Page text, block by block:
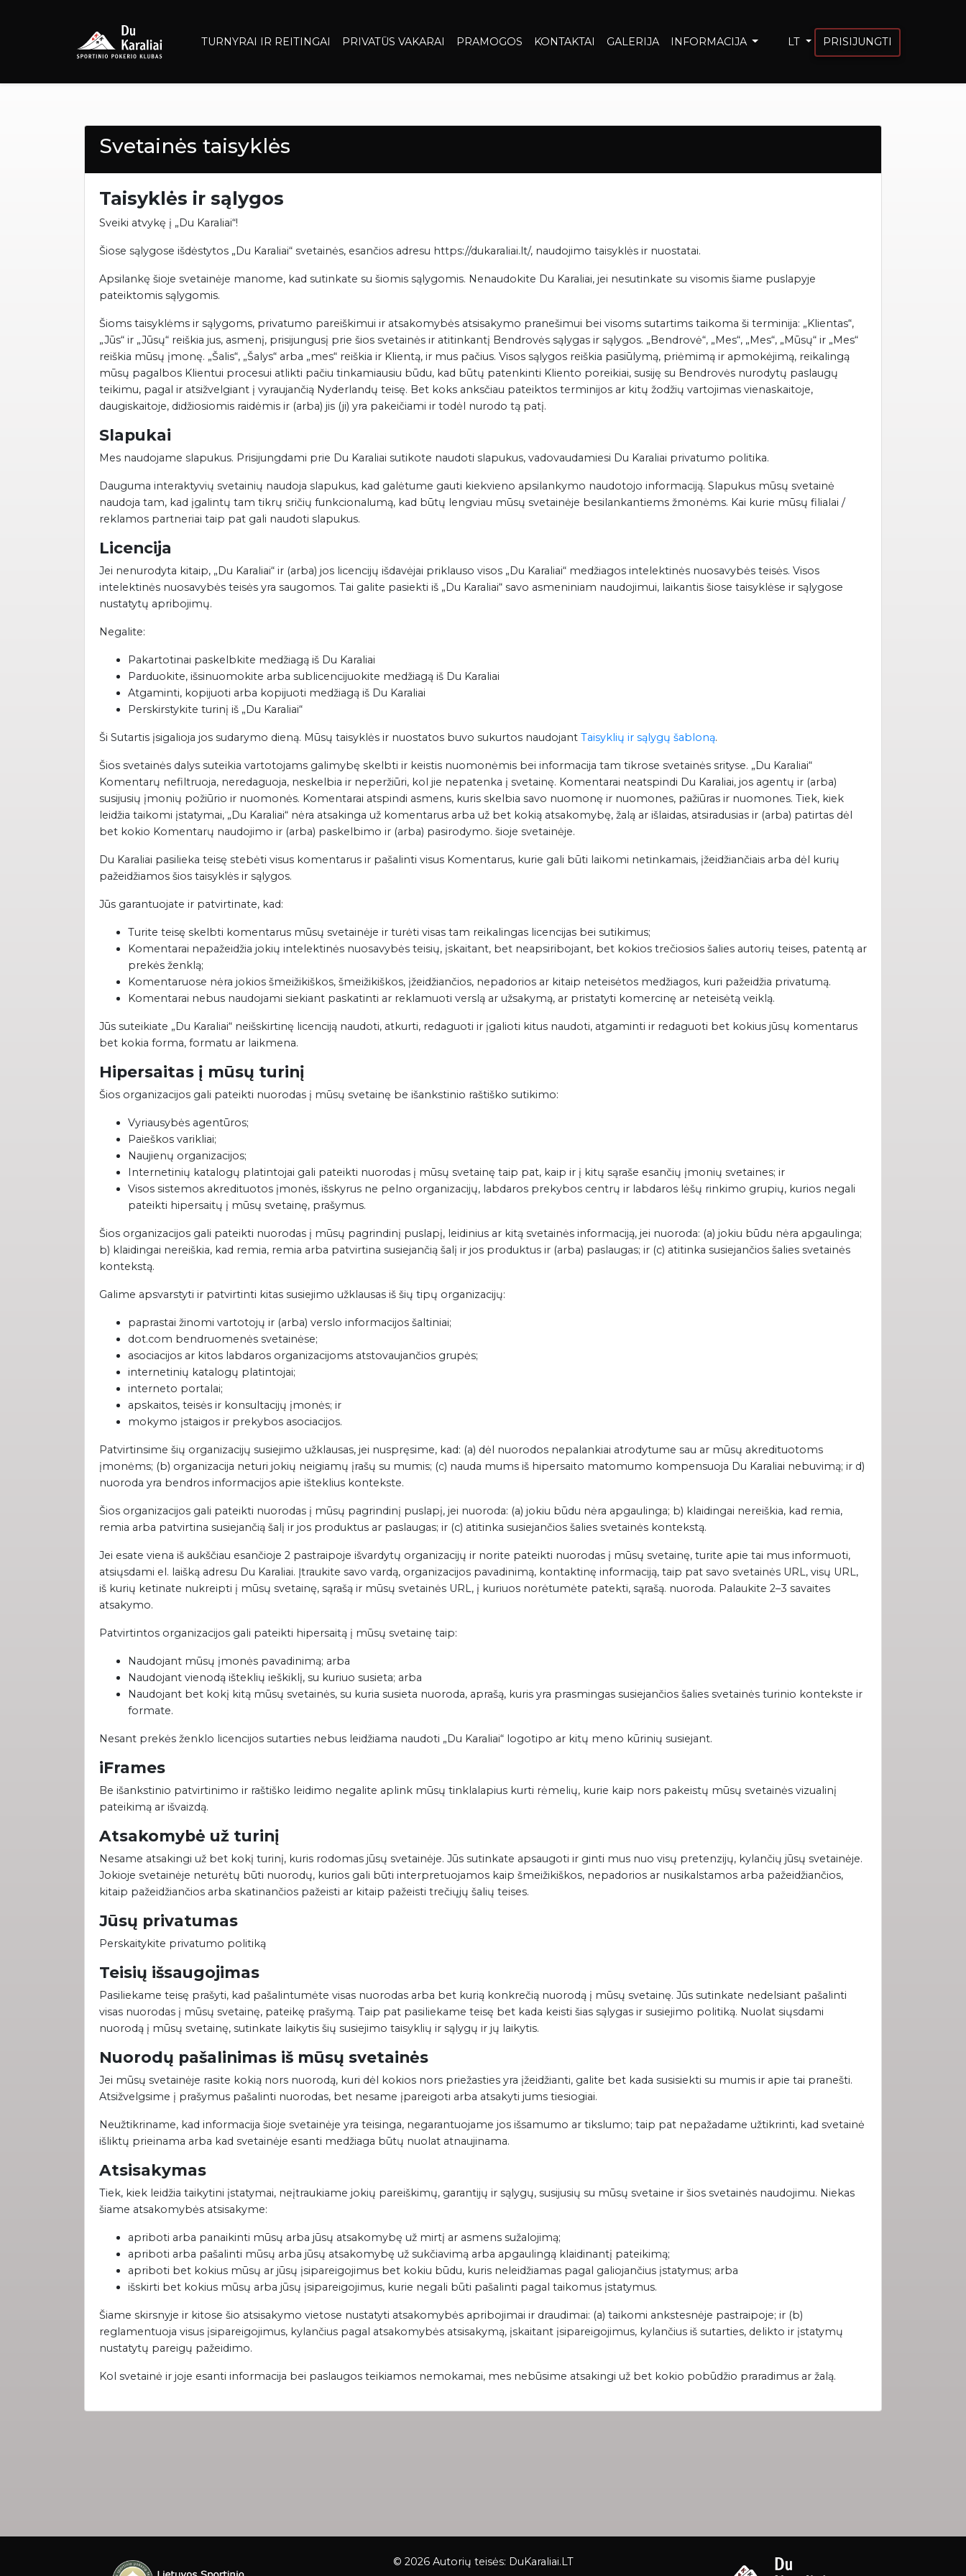
TURNYRAI IR REITINGAI PRIVATŪS VAKARAI PRAMOGOS KONTAKTAI GALERIJA INFORMACIJA LT PRISIJUNGTI
Svetainės taisyklės
Taisyklės ir sąlygos
Sveiki atvykę į „Du Karaliai“!
Šiose sąlygose išdėstytos „Du Karaliai“ svetainės, esančios adresu https://dukaraliai.lt/, naudojimo taisyklės ir nuostatai.
Apsilankę šioje svetainėje manome, kad sutinkate su šiomis sąlygomis. Nenaudokite Du Karaliai, jei nesutinkate su visomis šiame puslapyje
pateiktomis sąlygomis.
Šioms taisyklėms ir sąlygoms, privatumo pareiškimui ir atsakomybės atsisakymo pranešimui bei visoms sutartims taikoma ši terminija: „Klientas“,
„Jūs“ ir „Jūsų“ reiškia jus, asmenį, prisijungusį prie šios svetainės ir atitinkantį Bendrovės sąlygas ir sąlygos. „Bendrovė“, „Mes“, „Mes“, „Mūsų“ ir „Mes“
reiškia mūsų įmonę. „Šalis“, „Šalys“ arba „mes“ reiškia ir Klientą, ir mus pačius. Visos sąlygos reiškia pasiūlymą, priėmimą ir apmokėjimą, reikalingą
mūsų pagalbos Klientui procesui atlikti pačiu tinkamiausiu būdu, kad būtų patenkinti Kliento poreikiai, susiję su Bendrovės nurodytų paslaugų
teikimu, pagal ir atsižvelgiant į vyraujančią Nyderlandų teisę. Bet koks anksčiau pateiktos terminijos ar kitų žodžių vartojimas vienaskaitoje,
daugiskaitoje, didžiosiomis raidėmis ir (arba) jis (ji) yra pakeičiami ir todėl nurodo tą patį.
Slapukai
Mes naudojame slapukus. Prisijungdami prie Du Karaliai sutikote naudoti slapukus, vadovaudamiesi Du Karaliai privatumo politika.
Dauguma interaktyvių svetainių naudoja slapukus, kad galėtume gauti kiekvieno apsilankymo naudotojo informaciją. Slapukus mūsų svetainė
naudoja tam, kad įgalintų tam tikrų sričių funkcionalumą, kad būtų lengviau mūsų svetainėje besilankantiems žmonėms. Kai kurie mūsų filialai /
reklamos partneriai taip pat gali naudoti slapukus.
Licencija
Jei nenurodyta kitaip, „Du Karaliai“ ir (arba) jos licencijų išdavėjai priklauso visos „Du Karaliai“ medžiagos intelektinės nuosavybės teisės. Visos
intelektinės nuosavybės teisės yra saugomos. Tai galite pasiekti iš „Du Karaliai“ savo asmeniniam naudojimui, laikantis šiose taisyklėse ir sąlygose
nustatytų apribojimų.
Negalite:
Pakartotinai paskelbkite medžiagą iš Du Karaliai
Parduokite, išsinuomokite arba sublicencijuokite medžiagą iš Du Karaliai
Atgaminti, kopijuoti arba kopijuoti medžiagą iš Du Karaliai
Perskirstykite turinį iš „Du Karaliai“
Ši Sutartis įsigalioja jos sudarymo dieną. Mūsų taisyklės ir nuostatos buvo sukurtos naudojant Taisyklių ir sąlygų šabloną.
Šios svetainės dalys suteikia vartotojams galimybę skelbti ir keistis nuomonėmis bei informacija tam tikrose svetainės srityse. „Du Karaliai“
Komentarų nefiltruoja, neredaguoja, neskelbia ir neperžiūri, kol jie nepatenka į svetainę. Komentarai neatspindi Du Karaliai, jos agentų ir (arba)
susijusių įmonių požiūrio ir nuomonės. Komentarai atspindi asmens, kuris skelbia savo nuomonę ir nuomones, pažiūras ir nuomones. Tiek, kiek
leidžia taikomi įstatymai, „Du Karaliai“ nėra atsakinga už komentarus arba už bet kokią atsakomybę, žalą ar išlaidas, atsiradusias ir (arba) patirtas dėl
bet kokio Komentarų naudojimo ir (arba) paskelbimo ir (arba) pasirodymo. šioje svetainėje.
Du Karaliai pasilieka teisę stebėti visus komentarus ir pašalinti visus Komentarus, kurie gali būti laikomi netinkamais, įžeidžiančiais arba dėl kurių
pažeidžiamos šios taisyklės ir sąlygos.
Jūs garantuojate ir patvirtinate, kad:
Turite teisę skelbti komentarus mūsų svetainėje ir turėti visas tam reikalingas licencijas bei sutikimus;
Komentarai nepažeidžia jokių intelektinės nuosavybės teisių, įskaitant, bet neapsiribojant, bet kokios trečiosios šalies autorių teises, patentą ar
prekės ženklą;
Komentaruose nėra jokios šmeižikiškos, šmeižikiškos, įžeidžiančios, nepadorios ar kitaip neteisėtos medžiagos, kuri pažeidžia privatumą.
Komentarai nebus naudojami siekiant paskatinti ar reklamuoti verslą ar užsakymą, ar pristatyti komercinę ar neteisėtą veiklą.
Jūs suteikiate „Du Karaliai“ neišskirtinę licenciją naudoti, atkurti, redaguoti ir įgalioti kitus naudoti, atgaminti ir redaguoti bet kokius jūsų komentarus
bet kokia forma, formatu ar laikmena.
Hipersaitas į mūsų turinį
Šios organizacijos gali pateikti nuorodas į mūsų svetainę be išankstinio raštiško sutikimo:
Vyriausybės agentūros;
Paieškos varikliai;
Naujienų organizacijos;
Internetinių katalogų platintojai gali pateikti nuorodas į mūsų svetainę taip pat, kaip ir į kitų sąraše esančių įmonių svetaines; ir
Visos sistemos akredituotos įmonės, išskyrus ne pelno organizacijų, labdaros prekybos centrų ir labdaros lėšų rinkimo grupių, kurios negali
pateikti hipersaitų į mūsų svetainę, prašymus.
Šios organizacijos gali pateikti nuorodas į mūsų pagrindinį puslapį, leidinius ar kitą svetainės informaciją, jei nuoroda: (a) jokiu būdu nėra apgaulinga;
b) klaidingai nereiškia, kad remia, remia arba patvirtina susiejančią šalį ir jos produktus ir (arba) paslaugas; ir (c) atitinka susiejančios šalies svetainės
kontekstą.
Galime apsvarstyti ir patvirtinti kitas susiejimo užklausas iš šių tipų organizacijų:
paprastai žinomi vartotojų ir (arba) verslo informacijos šaltiniai;
dot.com bendruomenės svetainėse;
asociacijos ar kitos labdaros organizacijoms atstovaujančios grupės;
internetinių katalogų platintojai;
interneto portalai;
apskaitos, teisės ir konsultacijų įmonės; ir
mokymo įstaigos ir prekybos asociacijos.
Patvirtinsime šių organizacijų susiejimo užklausas, jei nuspręsime, kad: (a) dėl nuorodos nepalankiai atrodytume sau ar mūsų akredituotoms
įmonėms; (b) organizacija neturi jokių neigiamų įrašų su mumis; (c) nauda mums iš hipersaito matomumo kompensuoja Du Karaliai nebuvimą; ir d)
nuoroda yra bendros informacijos apie išteklius kontekste.
Šios organizacijos gali pateikti nuorodas į mūsų pagrindinį puslapį, jei nuoroda: (a) jokiu būdu nėra apgaulinga; b) klaidingai nereiškia, kad remia,
remia arba patvirtina susiejančią šalį ir jos produktus ar paslaugas; ir (c) atitinka susiejančios šalies svetainės kontekstą.
Jei esate viena iš aukščiau esančioje 2 pastraipoje išvardytų organizacijų ir norite pateikti nuorodas į mūsų svetainę, turite apie tai mus informuoti,
atsiųsdami el. laišką adresu Du Karaliai. Įtraukite savo vardą, organizacijos pavadinimą, kontaktinę informaciją, taip pat savo svetainės URL, visų URL,
iš kurių ketinate nukreipti į mūsų svetainę, sąrašą ir mūsų svetainės URL, į kuriuos norėtumėte patekti, sąrašą. nuoroda. Palaukite 2–3 savaites
atsakymo.
Patvirtintos organizacijos gali pateikti hipersaitą į mūsų svetainę taip:
Naudojant mūsų įmonės pavadinimą; arba
Naudojant vienodą išteklių ieškiklį, su kuriuo susieta; arba
Naudojant bet kokį kitą mūsų svetainės, su kuria susieta nuoroda, aprašą, kuris yra prasmingas susiejančios šalies svetainės turinio kontekste ir
formate.
Nesant prekės ženklo licencijos sutarties nebus leidžiama naudoti „Du Karaliai“ logotipo ar kitų meno kūrinių susiejant.
iFrames
Be išankstinio patvirtinimo ir raštiško leidimo negalite aplink mūsų tinklalapius kurti rėmelių, kurie kaip nors pakeistų mūsų svetainės vizualinį
pateikimą ar išvaizdą.
Atsakomybė už turinį
Nesame atsakingi už bet kokį turinį, kuris rodomas jūsų svetainėje. Jūs sutinkate apsaugoti ir ginti mus nuo visų pretenzijų, kylančių jūsų svetainėje.
Jokioje svetainėje neturėtų būti nuorodų, kurios gali būti interpretuojamos kaip šmeižikiškos, nepadorios ar nusikalstamos arba pažeidžiančios,
kitaip pažeidžiančios arba skatinančios pažeisti ar kitaip pažeisti trečiųjų šalių teises.
Jūsų privatumas
Perskaitykite privatumo politiką
Teisių išsaugojimas
Pasiliekame teisę prašyti, kad pašalintumėte visas nuorodas arba bet kurią konkrečią nuorodą į mūsų svetainę. Jūs sutinkate nedelsiant pašalinti
visas nuorodas į mūsų svetainę, pateikę prašymą. Taip pat pasiliekame teisę bet kada keisti šias sąlygas ir susiejimo politiką. Nuolat siųsdami
nuorodą į mūsų svetainę, sutinkate laikytis šių susiejimo taisyklių ir sąlygų ir jų laikytis.
Nuorodų pašalinimas iš mūsų svetainės
Jei mūsų svetainėje rasite kokią nors nuorodą, kuri dėl kokios nors priežasties yra įžeidžianti, galite bet kada susisiekti su mumis ir apie tai pranešti.
Atsižvelgsime į prašymus pašalinti nuorodas, bet nesame įpareigoti arba atsakyti jums tiesiogiai.
Neužtikriname, kad informacija šioje svetainėje yra teisinga, negarantuojame jos išsamumo ar tikslumo; taip pat nepažadame užtikrinti, kad svetainė
išliktų prieinama arba kad svetainėje esanti medžiaga būtų nuolat atnaujinama.
Atsisakymas
Tiek, kiek leidžia taikytini įstatymai, neįtraukiame jokių pareiškimų, garantijų ir sąlygų, susijusių su mūsų svetaine ir šios svetainės naudojimu. Niekas
šiame atsakomybės atsisakyme:
apriboti arba panaikinti mūsų arba jūsų atsakomybę už mirtį ar asmens sužalojimą;
apriboti arba pašalinti mūsų arba jūsų atsakomybę už sukčiavimą arba apgaulingą klaidinantį pateikimą;
apriboti bet kokius mūsų ar jūsų įsipareigojimus bet kokiu būdu, kuris neleidžiamas pagal galiojančius įstatymus; arba
išskirti bet kokius mūsų arba jūsų įsipareigojimus, kurie negali būti pašalinti pagal taikomus įstatymus.
Šiame skirsnyje ir kitose šio atsisakymo vietose nustatyti atsakomybės apribojimai ir draudimai: (a) taikomi ankstesnėje pastraipoje; ir (b)
reglamentuoja visus įsipareigojimus, kylančius pagal atsakomybės atsisakymą, įskaitant įsipareigojimus, kylančius iš sutarties, delikto ir įstatymų
nustatytų pareigų pažeidimo.
Kol svetainė ir joje esanti informacija bei paslaugos teikiamos nemokamai, mes nebūsime atsakingi už bet kokio pobūdžio praradimus ar žalą.
© 2026 Autorių teisės: DuKaraliai.LT